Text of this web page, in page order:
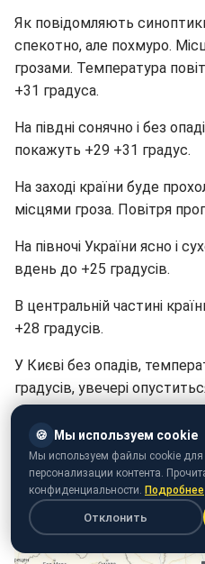
Як повідомляють
спекотно, але похмуро.
грозами. Температура
+31 градуса.
На півдні сонячно і без
покажуть +29 +31 градус.
На заході країни буде
місцями гроза. Повітря
На півночі України ясно і
вдень до +25 градусів.
В центральній частині
+28 градусів.
У Києві без опадів,
градусів, увечері
🍪 Мы используем cookie
Мы используем файлы cookie для
персонализации контента.
конфиденциальности. Подробнее
Отклонить